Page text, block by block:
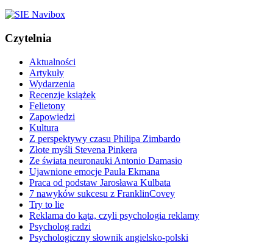
Czytelnia
Aktualności
Artykuły
Wydarzenia
Recenzje książek
Felietony
Zapowiedzi
Kultura
Z perspektywy czasu Philipa Zimbardo
Złote myśli Stevena Pinkera
Ze świata neuronauki Antonio Damasio
Ujawnione emocje Paula Ekmana
Praca od podstaw Jarosława Kulbata
7 nawyków sukcesu z FranklinCovey
Try to lie
Reklama do kąta, czyli psychologia reklamy
Psycholog radzi
Psychologiczny słownik angielsko-polski